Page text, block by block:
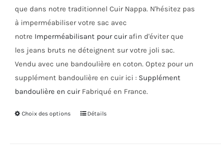
que dans notre traditionnel Cuir Nappa. N'hésitez pas
à imperméabiliser votre sac avec
notre Imperméabilisant pour cuirafin d'éviter que
les jeans bruts ne déteignent sur votre joli sac.
Vendu avec une bandoulière en coton. Optez pour un
supplément bandoulière en cuir ici : Supplément
bandoulière en cuirFabriqué en France.
Choix des options
CeDétails